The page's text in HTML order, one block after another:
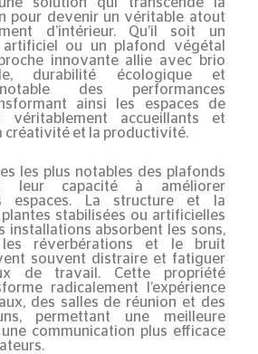
pour devenir un véritable atout
d’intérieur. Qu’il soit un
ou un plafond végétal
innovante allie avec brio
durabilité écologique et
des performances
ainsi les espaces de
accueillants et
créativité et la productivité.
les plus notables des plafonds
leur capacité à améliorer
espaces. La structure et la
stabilisées ou artificielles
installations absorbent les sons,
les réverbérations et le bruit
souvent distraire et fatiguer
de travail. Cette propriété
radicalement l’expérience
des salles de réunion et des
permettant une meilleure
communication plus efficace